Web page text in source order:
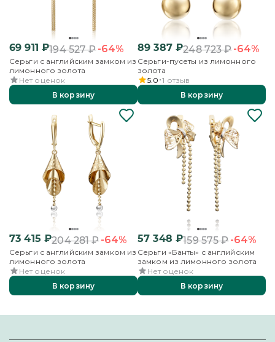
69 911 ₽194 527₽-64%
Серьги с английским замком из
лимонного золота
Нет оценок
В корзину
89 387₽248 723₽-64%
Серьги-пусеты из лимонного
золота
5.0 1 отзыв
В корзину
73 415 ₽204 281₽-64%
Серьги с английским замком из
лимонного золота
Нет оценок
В корзину
57 348 ₽159 575₽-64%
Серьги «Банты» с английским
замком из лимонного золота
Нет оценок
В корзину